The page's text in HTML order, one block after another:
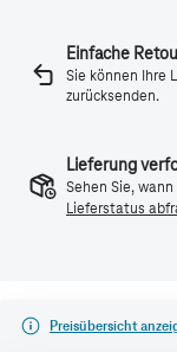
Einfache
Sie können Ihre
zurücksenden.
Lieferung
Sehen Sie,
Lieferstatus
Preisübersicht